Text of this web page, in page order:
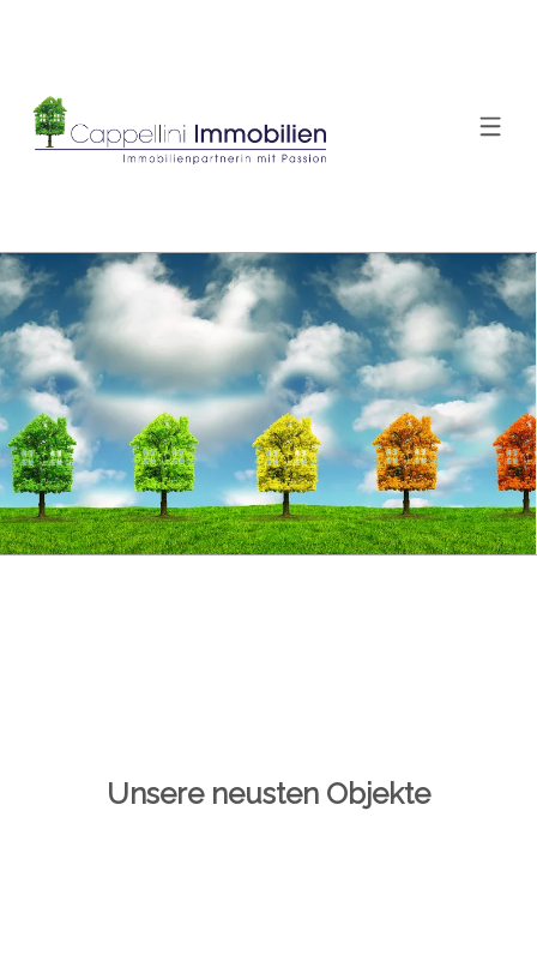
Unsere neusten Objekte